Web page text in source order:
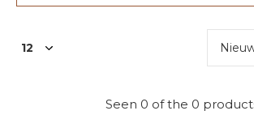
Seen 0 of the 0